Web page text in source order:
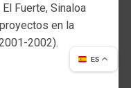
Fuerte, Sinaloa
en la
2002).
ES